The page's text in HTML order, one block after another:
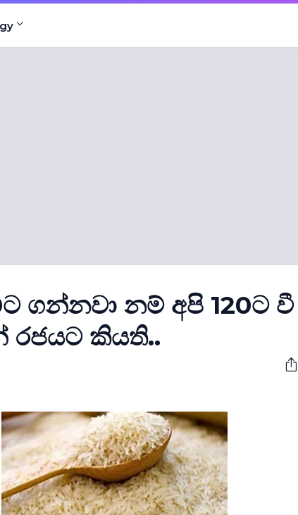
ගන්නවා නම් අපි 120ට වී
රජයට කියති..